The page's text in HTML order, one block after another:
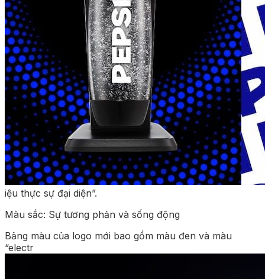
iệu thực sự đại diện”.
Màu sắc: Sự tương phản và sống động
Bảng màu của logo mới bao gồm màu đen và màu
“electr